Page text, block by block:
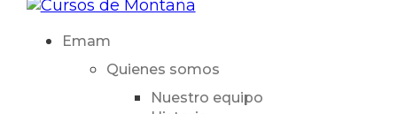
Emam
Quienes somos
Nuestro equipo